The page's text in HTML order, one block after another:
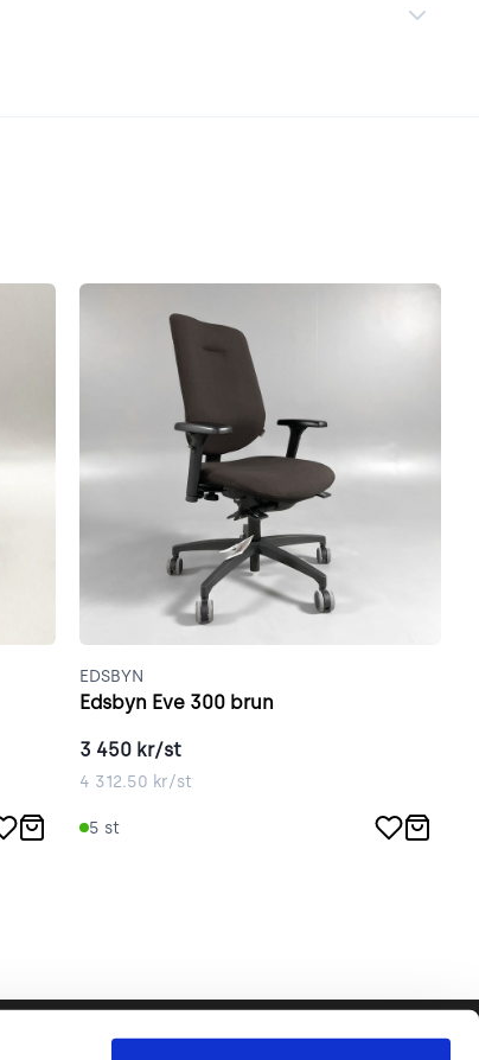
EDSBYN
Edsbyn Eve 300 brun
3 450 kr/st
4 312.50 kr/st
5 st